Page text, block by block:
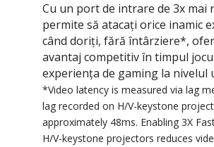
Cu un port de intrare de 3x mai
permite să atacați orice inamic
când doriți, fără întârziere*,
avantaj competitiv în timpul
experiența de gaming la nivelul
*Video latency is measured via lag
lag recorded on H/V-keystone
approximately 48ms. Enabling 3X
H/V-keystone projectors reduces